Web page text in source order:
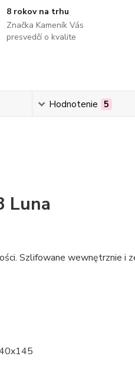
8 rokov na trhu
Značka Kameník Vás
presvedčí o kvalite
Hodnotenie 5
Luna
Szlifowane wewnętrznie i